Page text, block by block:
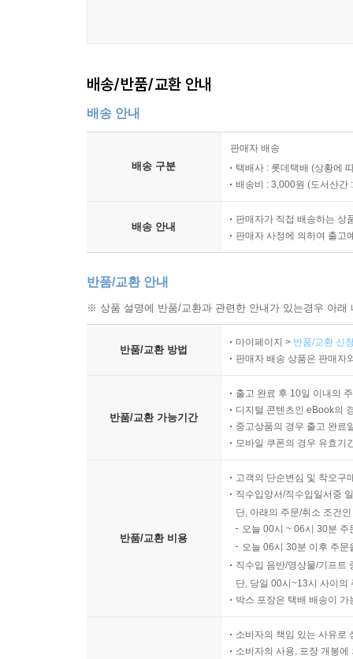
배송/반품/교환 안내
배송 안내
배송 구분
판매자 배송
택배사 : 롯데택배 (상황에
배송비 : 3,000원 (도서산간
배송 안내
판매자가 직접 배송하는 상
판매자 사정에 의하여 출고
반품/교환 안내
※ 상품 설명에 반품/교환과 관련한 안내가 있는경우 아
반품/교환 방법
마이페이지 > 반품/교환 신
판매자 배송 상품은 판매자
반품/교환 가능기간
출고 완료 후 10일 이내의
디지털 콘텐츠인 eBook의
중고상품의 경우 출고 완료
모바일 쿠폰의 경우 유효기
반품/교환 비용
고객의 단순변심 및 착오구
직수입양서/직수입일서중
단, 아래의 주문/취소 조건
오늘 00시 ~ 06시 30분
오늘 06시 30분 이후 주
직수입 음반/영상물/기프트
단, 당일 00시~13시 사이의
박스 포장은 택배 배송이
소비자의 책임 있는 사유로
소비자의 사용, 포장 개봉